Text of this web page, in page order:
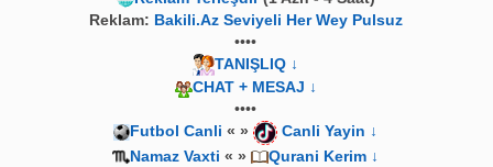
Reklam: Bakili.Az Seviyeli Her Wey Pulsuz
••••
TANIŞLIQ ↓
CHAT + MESAJ ↓
••••
Futbol Canli « »
Canli Yayin ↓
Namaz Vaxti « »
Qurani Kerim ↓